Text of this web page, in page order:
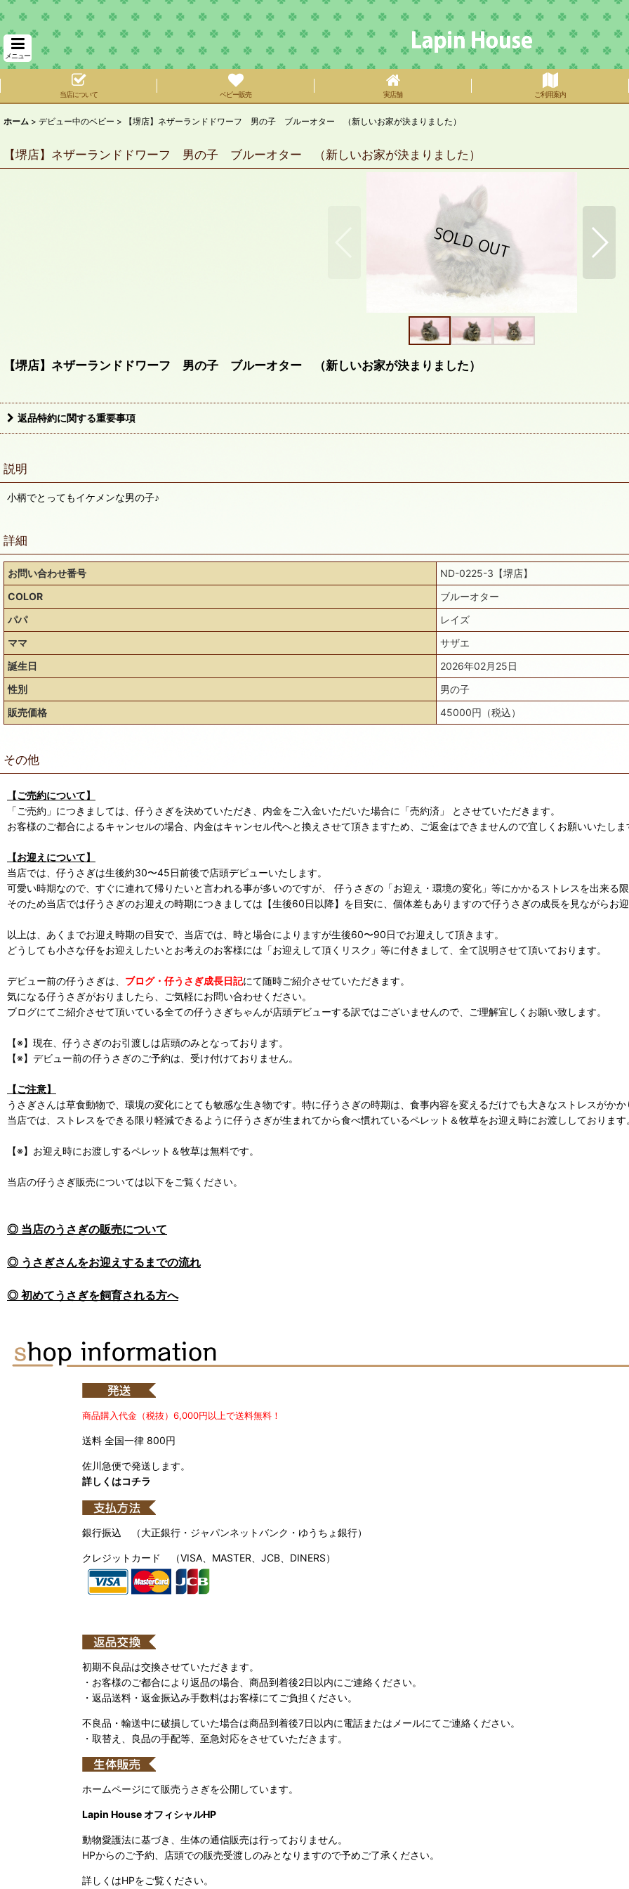
メニュー
当店について ベビー販売 実店舗 ご利用案内
ホーム > デビュー中のベビー > 【堺店】ネザーランドドワーフ 男の子 ブルーオター （新しいお家が決まりました）
【堺店】ネザーランドドワーフ 男の子 ブルーオター （新しいお家が決まりました）
【堺店】ネザーランドドワーフ 男の子 ブルーオター （新しいお家が決まりました）
返品特約に関する重要事項
説明
小柄でとってもイケメンな男の子♪
詳細
お問い合わせ番号
ND-0225-3【堺店】
COLOR
ブルーオター
パパ
レイズ
ママ
サザエ
誕生日
2026年02月25日
性別
男の子
販売価格
45000円（税込）
その他
【ご売約について】
「ご売約」につきましては、仔うさぎを決めていただき、内金をご入金いただいた場合に「売約済」 とさせていただきます。
お客様のご都合によるキャンセルの場合、内金はキャンセル代へと換えさせて頂きますため、ご返金はできませんので宜しくお願いいたしま
【お迎えについて】
当店では、仔うさぎは生後約30〜45日前後で店頭デビューいたします。
可愛い時期なので、すぐに連れて帰りたいと言われる事が多いのですが、 仔うさぎの「お迎え・環境の変化」等にかかるストレスを出来る
そのため当店では仔うさぎのお迎えの時期につきましては【生後60日以降】を目安に、個体差もありますので仔うさぎの成長を見ながらお
以上は、あくまでお迎え時期の目安で、当店では、時と場合によりますが生後60〜90日でお迎えして頂きます。
どうしても小さな仔をお迎えしたいとお考えのお客様には「お迎えして頂くリスク」等に付きまして、全て説明させて頂いております。
デビュー前の仔うさぎは、 ブログ・仔うさぎ成長日記にて随時ご紹介させていただきます。
気になる仔うさぎがおりましたら、ご気軽にお問い合わせください。
ブログにてご紹介させて頂いている全ての仔うさぎちゃんが店頭デビューする訳ではございませんので、ご理解宜しくお願い致します。
【※】現在、仔うさぎのお引渡しは店頭のみとなっております。
【※】デビュー前の仔うさぎのご予約は、受け付けておりません。
【ご注意】
うさぎさんは草食動物で、環境の変化にとても敏感な生き物です。特に仔うさぎの時期は、食事内容を変えるだけでも大きなストレスがかか
当店では、ストレスをできる限り軽減できるように仔うさぎが生まれてから食べ慣れているペレット＆牧草をお迎え時にお渡ししております
【※】お迎え時にお渡しするペレット＆牧草は無料です。
当店の仔うさぎ販売については以下をご覧ください。
◎ 当店のうさぎの販売について
◎ うさぎさんをお迎えするまでの流れ
◎ 初めてうさぎを飼育される方へ
商品購入代金（税抜）6,000円以上で送料無料！
送料 全国一律 800円
佐川急便で発送します。
詳しくはコチラ
銀行振込 （大正銀行・ジャパンネットバンク・ゆうちょ銀行）
クレジットカード （VISA、MASTER、JCB、DINERS）
初期不良品は交換させていただきます。
・お客様のご都合により返品の場合、商品到着後2日以内にご連絡ください。
・返品送料・返金振込み手数料はお客様にてご負担ください。
不良品・輸送中に破損していた場合は商品到着後7日以内に電話またはメールにてご連絡ください。
・取替え、良品の手配等、至急対応をさせていただきます。
ホームページにて販売うさぎを公開しています。
Lapin House オフィシャルHP
動物愛護法に基づき、生体の通信販売は行っておりません。
HPからのご予約、店頭での販売受渡しのみとなりますので予めご了承ください。
詳しくはHPをご覧ください。